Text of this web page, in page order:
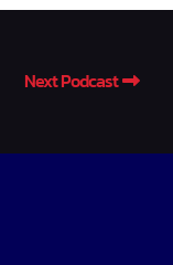
Next Podcast